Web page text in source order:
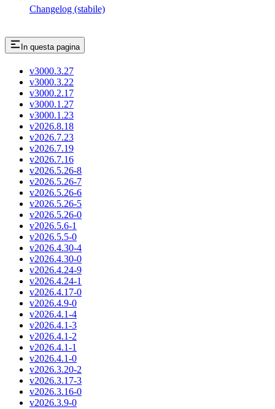
Changelog (stabile)
In questa pagina
v3000.3.27
v3000.3.22
v3000.2.17
v3000.1.27
v3000.1.23
v2026.8.18
v2026.7.23
v2026.7.19
v2026.7.16
v2026.5.26-8
v2026.5.26-7
v2026.5.26-6
v2026.5.26-5
v2026.5.26-0
v2026.5.6-1
v2026.5.5-0
v2026.4.30-4
v2026.4.30-0
v2026.4.24-9
v2026.4.24-1
v2026.4.17-0
v2026.4.9-0
v2026.4.1-4
v2026.4.1-3
v2026.4.1-2
v2026.4.1-1
v2026.4.1-0
v2026.3.20-2
v2026.3.17-3
v2026.3.16-0
v2026.3.9-0